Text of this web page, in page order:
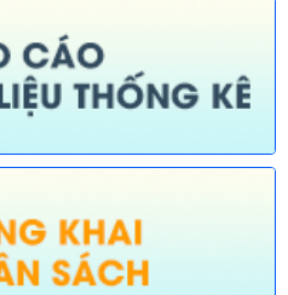
UBND cấp xã trên địa bàn tỉnh Đắk
trình nội bộ trong giải quyết thủ
tiếp nhận, trả kết quả không
trình nội bộ giải quyết TTHC trong
ngoài tại Việt Nam thuộc phạm vi